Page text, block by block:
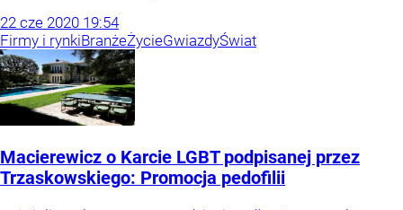
22 cze 2020 19:54
Firmy i rynkiBranżeŻycieGwiazdyŚwiat
Macierewicz o Karcie LGBT podpisanej przez
Trzaskowskiego: Promocja pedofilii